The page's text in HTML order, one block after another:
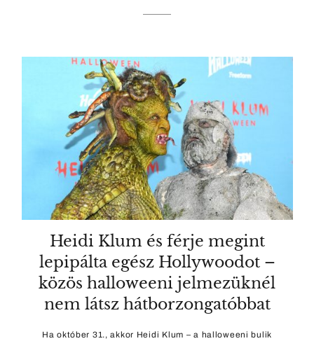
Heidi Klum és férje megint
lepipálta egész Hollywoodot –
közös halloweeni jelmezüknél
nem látsz hátborzongatóbbat
Ha október 31., akkor Heidi Klum – a halloweeni bulik